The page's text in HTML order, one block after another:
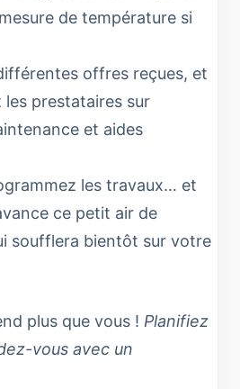
de température si
offres reçues, et
les prestataires sur
et aides
les travaux… et
ce petit air de
soufflera bientôt sur votre
plus que vous ! Planifiez
vous avec un